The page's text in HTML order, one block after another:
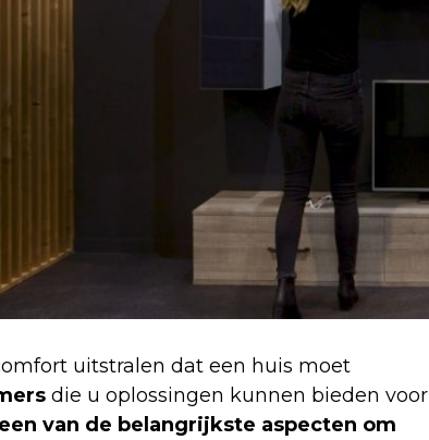
uitstralen dat een huis moet
die u oplossingen kunnen bieden voor
van de belangrijkste aspecten om